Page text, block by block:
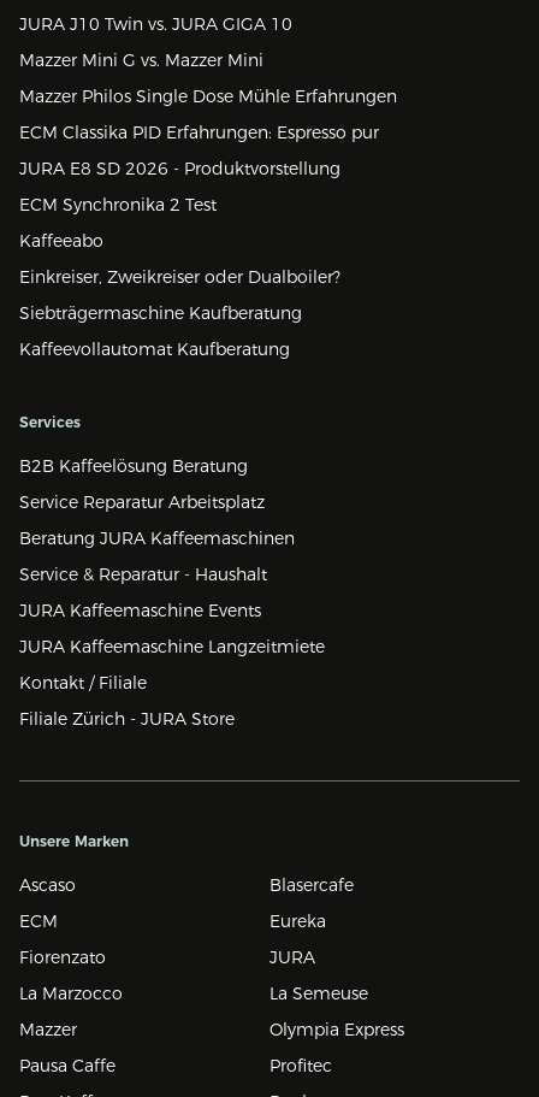
JURA J10 Twin vs. JURA GIGA 10
Mazzer Mini G vs. Mazzer Mini
Mazzer Philos Single Dose Mühle Erfahrungen
ECM Classika PID Erfahrungen: Espresso pur
JURA E8 SD 2026 - Produktvorstellung
ECM Synchronika 2 Test
Kaffeeabo
Einkreiser, Zweikreiser oder Dualboiler?
Siebträgermaschine Kaufberatung
Kaffeevollautomat Kaufberatung
Services
B2B Kaffeelösung Beratung
Service Reparatur Arbeitsplatz
Beratung JURA Kaffeemaschinen
Service & Reparatur - Haushalt
JURA Kaffeemaschine Events
JURA Kaffeemaschine Langzeitmiete
Kontakt / Filiale
Filiale Zürich - JURA Store
Unsere Marken
Ascaso
Blasercafe
ECM
Eureka
Fiorenzato
JURA
La Marzocco
La Semeuse
Mazzer
Olympia Express
Pausa Caffe
Profitec